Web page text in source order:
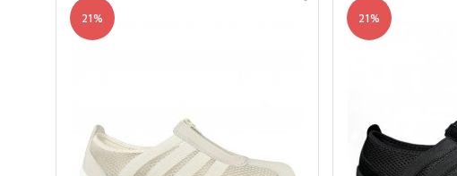
21% 21%